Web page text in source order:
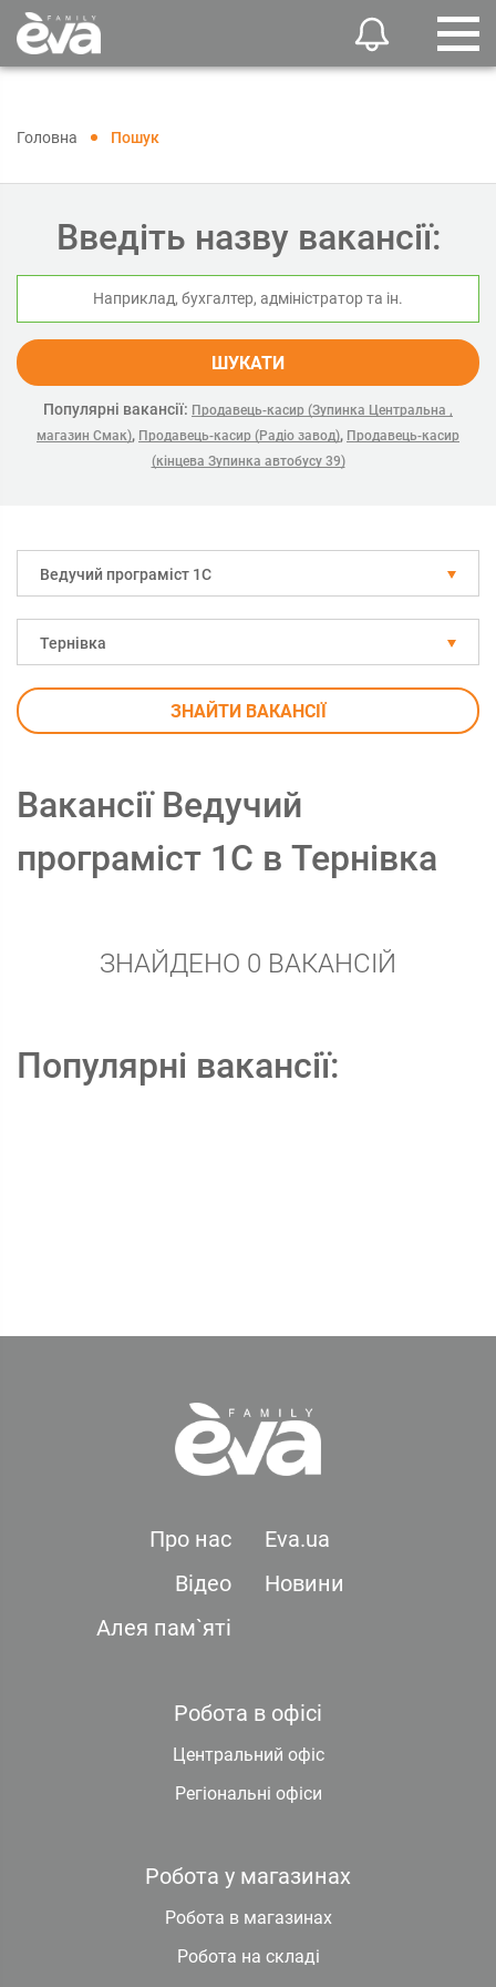
Головна Пошук
Введіть назву вакансії:
ШУКАТИ
Популярні вакансії: Продавець-касир (Зупинка Центральна ,
магазин Смак), Продавець-касир (Радіо завод), Продавець-касир
(кінцева Зупинка автобусу 39)
Ведучий програміст 1С
Тернівка
ЗНАЙТИ ВАКАНСІЇ
Вакансії Ведучий
програміст 1С в Тернівка
ЗНАЙДЕНО 0 ВАКАНСІЙ
Популярні вакансії:
Про нас
Eva.ua
Відео
Новини
Алея пам`яті
Робота в офісі
Центральний офіс
Регіональні офіси
Робота у магазинах
Робота в магазинах
Робота на складі